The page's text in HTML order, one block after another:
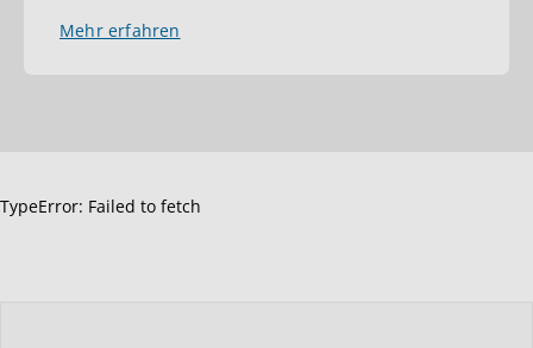
Mehr erfahren
TypeError: Failed to fetch